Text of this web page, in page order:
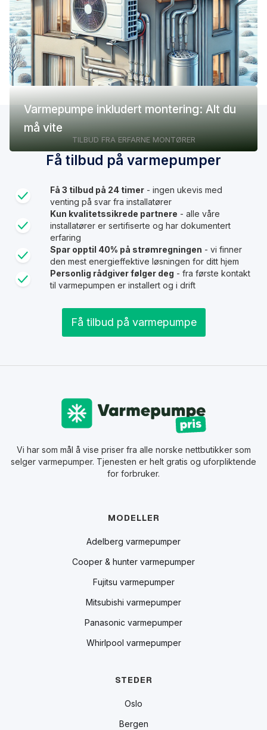
Varmepumpe inkludert montering: Alt du
må vite
TILBUD FRA ERFARNE MONTØRER
Få tilbud på varmepumper
Få 3 tilbud på 24 timer - ingen ukevis med
venting på svar fra installatører
Kun kvalitetssikrede partnere - alle våre
installatører er sertifiserte og har dokumentert
erfaring
Spar opptil 40% på strømregningen - vi finner
den mest energieffektive løsningen for ditt hjem
Personlig rådgiver følger deg - fra første kontakt
til varmepumpen er installert og i drift
Få tilbud på varmepumpe
Vi har som mål å vise priser fra alle norske nettbutikker som
selger varmepumper. Tjenesten er helt gratis og uforpliktende
for forbruker.
MODELLER
Adelberg varmepumper
Cooper & hunter varmepumper
Fujitsu varmepumper
Mitsubishi varmepumper
Panasonic varmepumper
Whirlpool varmepumper
STEDER
Oslo
Bergen